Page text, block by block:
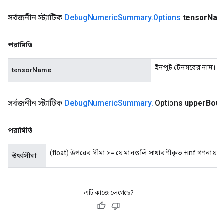
সর্বজনীন স্ট্যাটিক DebugNumericSummary.Options tensor
পরামিতি
tensorName ইনপুট টেনসরের নাম।
সর্বজনীন স্ট্যাটিক DebugNumericSummary. Options upper
পরামিতি
ঊর্ধ্বসীমা (float) উপরের সীমা >= যে মানগুলি সাধারণীকৃত +inf গণনায়
এটি কাজে লেগেছে?